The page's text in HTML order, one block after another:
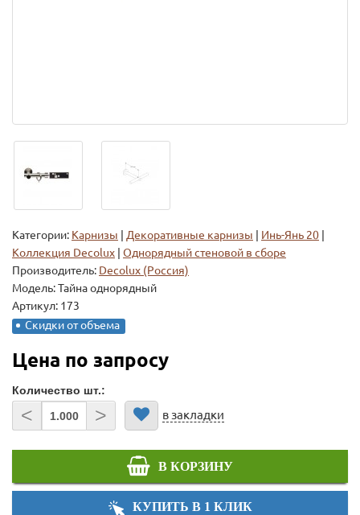
Категории: Карнизы Декоративные карнизы Инь-Янь 20
Коллекция Decolux
Однорядный стеновой в сборе
Производитель: Decolux (Россия)
Модель:Тайна однорядный
Артикул: 173
Скидки от объема
Цена по запросу
Количество шт.:
< > в закладки
В КОРЗИНУ
КУПИТЬ В 1 КЛИК